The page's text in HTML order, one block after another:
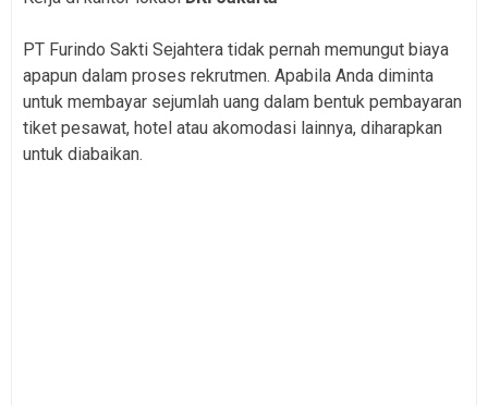
PT Furindo Sakti Sejahtera tidak pernah memungut biaya
apapun dalam proses rekrutmen. Apabila Anda diminta
untuk membayar sejumlah uang dalam bentuk pembayaran
tiket pesawat, hotel atau akomodasi lainnya, diharapkan
untuk diabaikan.